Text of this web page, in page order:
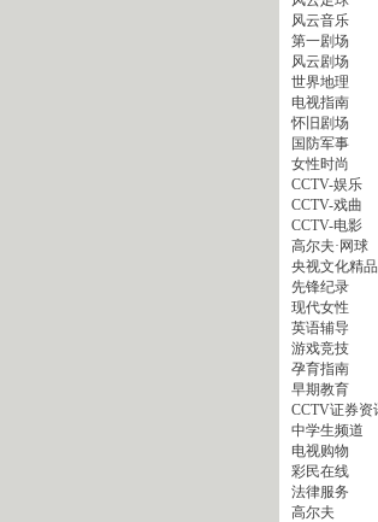
风云音乐
第一剧场
风云剧场
世界地理
电视指南
怀旧剧场
国防军事
女性时尚
CCTV-娱乐
CCTV-戏曲
CCTV-电影
高尔夫·网球
央视文化精品
先锋纪录
现代女性
英语辅导
游戏竞技
孕育指南
早期教育
CCTV证券资
中学生频道
电视购物
彩民在线
法律服务
高尔夫